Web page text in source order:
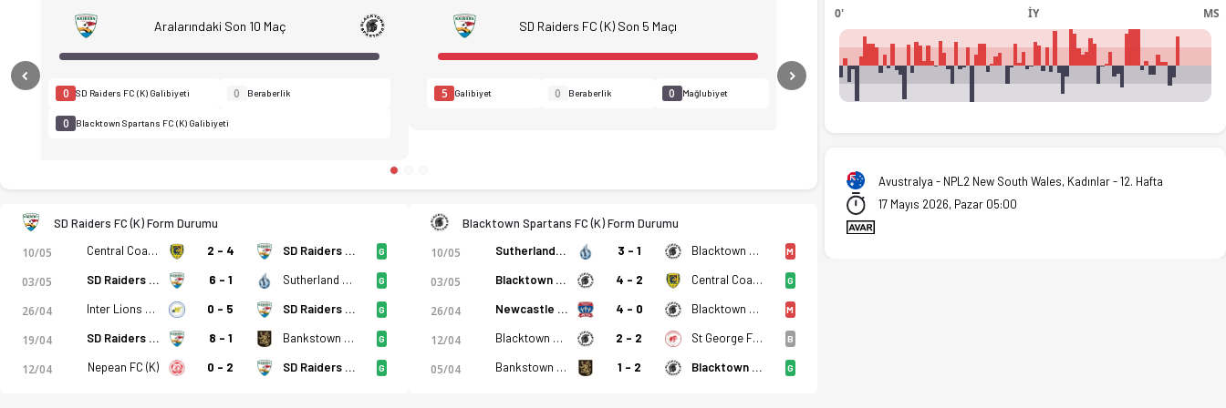
Aralarındaki Son 10 Maç
0 SD Raiders FC (K) Galibiyeti 0 Beraberlik
0 Blacktown Spartans FC (K) Galibiyeti
SD Raiders FC (K) Son 5 Maçı
5 Galibiyet 0 Beraberlik 0 Mağlubiyet
Previous Next
SD Raiders FC (K) Form Durumu
10/05 Central Coast Mariners 2 (K) 2 - 4 SD Raiders FC (K) G
03/05 SD Raiders FC (K) 6 - 1 Sutherland Shire FA (K) G
26/04 Inter Lions FC (K) 0 - 5 SD Raiders FC (K) G
19/04 SD Raiders FC (K) 8 - 1 Bankstown City FC (K) G
12/04 Nepean FC (K) 0 - 2 SD Raiders FC (K) G
Blacktown Spartans FC (K) Form Durumu
10/05 Sutherland Shire FA (K) 3 - 1 Blacktown Spartans FC (K) M
03/05 Blacktown Spartans FC (K) 4 - 2 Central Coast Mariners 2 (K) G
26/04 Newcastle Jet Youth (K) 4 - 0 Blacktown Spartans FC (K) M
12/04 Blacktown Spartans FC (K) 2 - 2 St George FC (K) B
05/04 Bankstown City FC (K) 1 - 2 Blacktown Spartans FC (K) G
0' İY MS
Avustralya - NPL2 New South Wales, Kadınlar - 12. Hafta
17 Mayıs 2026, Pazar 05:00